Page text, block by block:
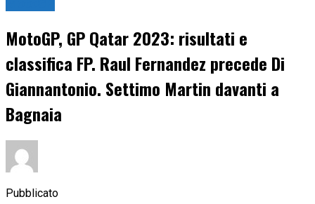
MotoGP, GP Qatar 2023: risultati e
classifica FP. Raul Fernandez precede Di
Giannantonio. Settimo Martin davanti a
Bagnaia
Pubblicato